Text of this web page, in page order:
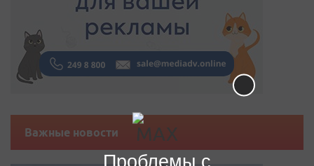
Важные новости
Проблемы с